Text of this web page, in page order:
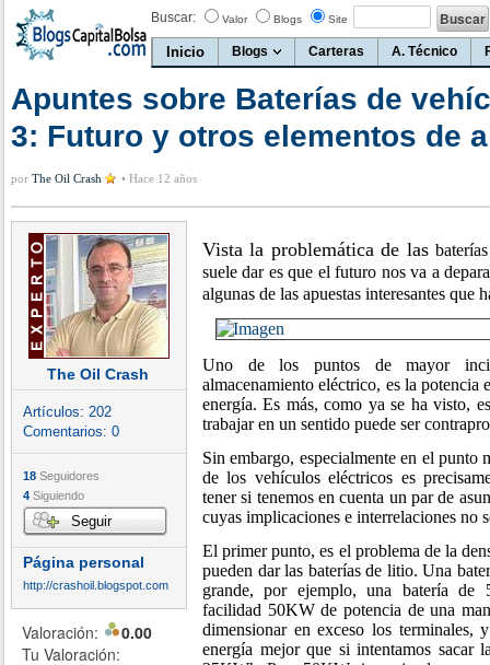
Buscar: Valor Blogs Site
Inicio Blogs Carteras A. Técnico
Apuntes sobre Baterías de
3: Futuro y otros elementos de
por The Oil Crash • Hace 12 años
The Oil Crash
Artículos: 202
Comentarios: 0
18 Seguidores
4 Siguiendo
Seguir
Página personal
http://crashoil.blogspot.com
Valoración:
0.00
Tu Valoración:
Vista la problemática de las
suele dar es que el futuro nos va a
algunas de las apuestas interesantes que
Uno de los puntos de mayor
almacenamiento eléctrico, es la potencia
energía. Es más, como ya se ha visto,
trabajar en un sentido puede ser
Sin embargo, especialmente en el punto
de los vehículos eléctricos es
tener si tenemos en cuenta un par de
cuyas implicaciones e interrelaciones no
El primer punto, es el problema de la
pueden dar las baterías de litio. Una
grande, por ejemplo, una batería de
facilidad 50KW de potencia de una
dimensionar en exceso los terminales,
energía mejor que si intentamos sacar